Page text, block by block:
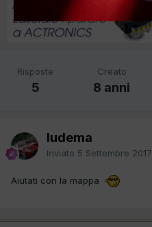
Risposte
5
Creato
8 anni
ludema
Inviato 5 Settembre 2017
Aiutati con la mappa